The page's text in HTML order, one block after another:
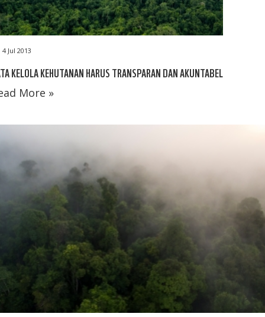
4 Jul 2013
KELOLA KEHUTANAN HARUS TRANSPARAN DAN AKUNTABEL
More »